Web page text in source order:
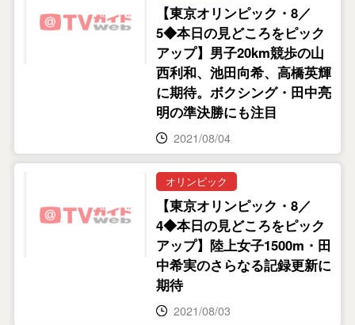
【東京オリンピック・8／
5◆本日の見どころをピック
アップ】男子20km競歩の山
西利和、池田向希、高橋英輝
に期待。ボクシング・田中亮
明の準決勝にも注目
2021/08/04
オリンピック
【東京オリンピック・8／
4◆本日の見どころをピック
アップ】陸上女子1500m・田
中希実のさらなる記録更新に
期待
2021/08/03